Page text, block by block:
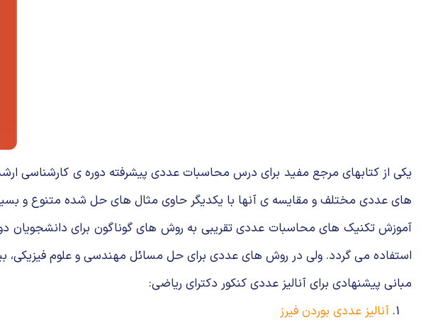
های عددی مختلف و مقایسه ی آنها با یکدیگر حاوی مثال های حل شده متنوع و
آموزش تکنیک های محاسبات عددی تقریبی به روش های گوناگون برای دانشجویان
استفاده می گردد. ولی در روش های عددی برای حل مسائل مهندسی و علوم
مبانی پیشنهادی برای آنالیز عددی کنکور دکترای ریاضی:
آنالیز عددی بوردن فیرز